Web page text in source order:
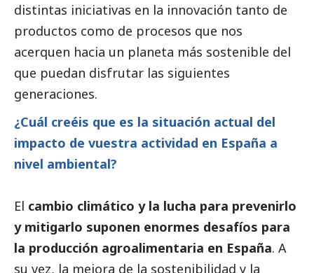
distintas iniciativas en la innovación tanto de
productos como de procesos que nos
acerquen hacia un planeta más sostenible del
que puedan disfrutar las siguientes
generaciones.
¿Cuál creéis que es la situación actual del
impacto de vuestra actividad en España a
nivel ambiental?
El cambio climático y la lucha para prevenirlo
y mitigarlo suponen enormes desafíos para
la producción agroalimentaria en España. A
su vez, la mejora de la sostenibilidad y la